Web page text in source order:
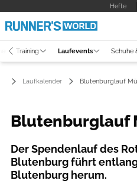
Hefte
Training Laufevents Schuhe
Laufkalender Blutenburglauf
Blutenburglauf
Der Spendenlauf des
Blutenburg führt
Blutenburg herum.